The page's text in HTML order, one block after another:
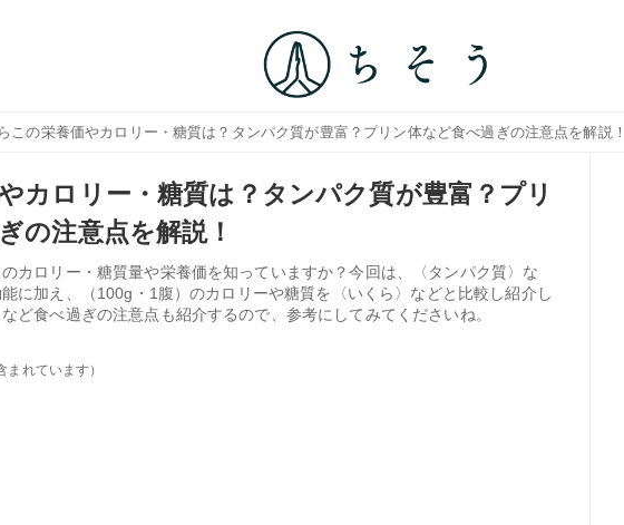
この栄養価やカロリー・糖質は？タンパク質が豊富？プリン体など食べ過ぎの注意点を解説！
カロリー・糖質は？タンパク質が豊富？プリ
の注意点を解説！
のカロリー・糖質量や栄養価を知っていますか？今回は、〈タンパク質〉な
に加え、（100g・1腹）のカロリーや糖質を〈いくら〉などと比較し紹介し
ど食べ過ぎの注意点も紹介するので、参考にしてみてくださいね。
まれています）